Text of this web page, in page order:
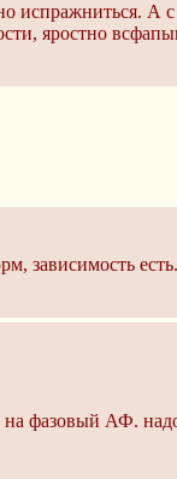
испражниться. А
яростно
зависимость
на фазовый АФ.